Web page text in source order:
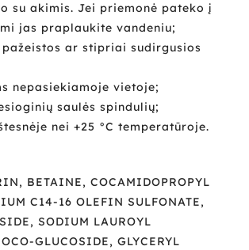
su akimis. Jei priemonė pateko į
jas praplaukite vandeniu;
ar stipriai sudirgusios
nepasiekiamoje vietoje;
saulės spindulių;
nei +25 °C temperatūroje.
BETAINE, COCAMIDOPROPYL
C14-16 OLEFIN SULFONATE,
SODIUM LAUROYL
GLUCOSIDE, GLYCERYL